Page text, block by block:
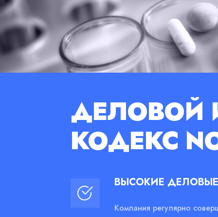
ДЕЛОВОЙ
КОДЕКС
ВЫСОКИЕ
Компания регулярно